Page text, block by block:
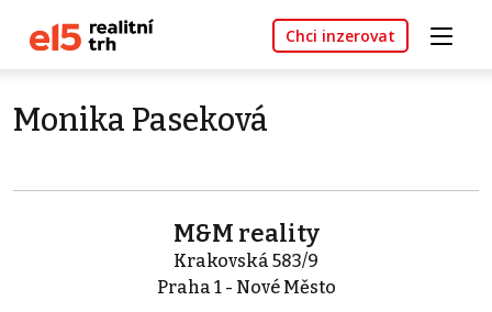
Chci inzerovat
Monika Paseková
M&M reality
Krakovská 583/9
Praha 1 - Nové Město